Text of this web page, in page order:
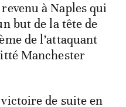
à Naples qui
but de la tête de
de l’attaquant
Manchester
de suite en